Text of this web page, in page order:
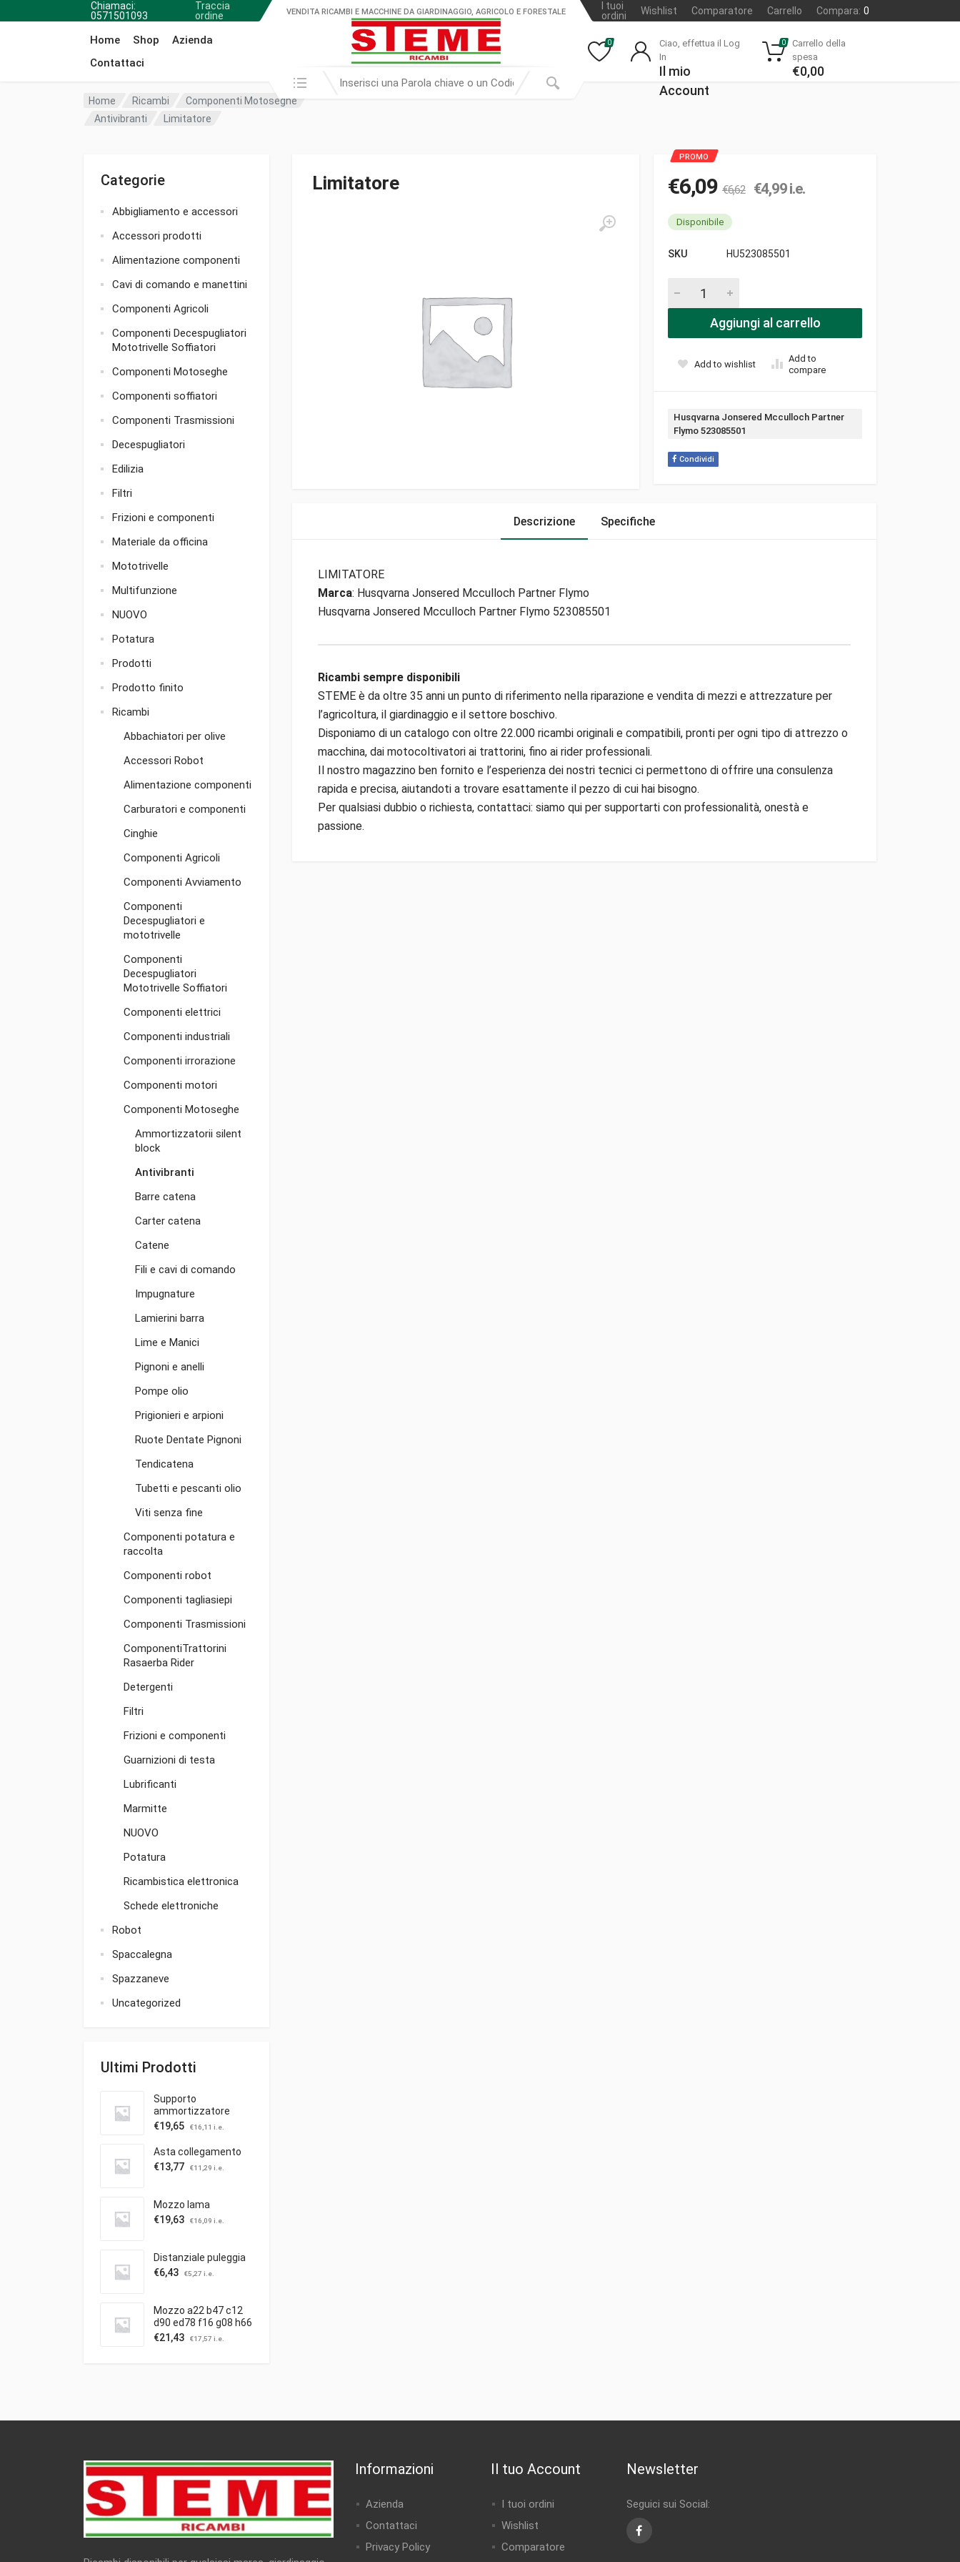
Chiamaci:
0571501093
Traccia
ordine
I tuoi
ordini
Wishlist Comparatore Carrello Compara: 0
Home Shop
Azienda
Contattaci
VENDITA RICAMBI E MACCHINE DA GIARDINAGGIO, AGRICOLO E FORESTALE
Cerca in:
0
Ciao, effettua il Log
In
Il mio
Account
0
Carrello della
spesa
€0,00
Home Ricambi
Componenti Motoseghe
Antivibranti
Limitatore
Categorie
Abbigliamento e accessori
Accessori prodotti
Alimentazione componenti
Cavi di comando e manettini
Componenti Agricoli
Componenti Decespugliatori
Mototrivelle Soffiatori
Componenti Motoseghe
Componenti soffiatori
Componenti Trasmissioni
Decespugliatori
Edilizia
Filtri
Frizioni e componenti
Materiale da officina
Mototrivelle
Multifunzione
NUOVO
Potatura
Prodotti
Prodotto finito
Ricambi
Abbachiatori per olive
Accessori Robot
Alimentazione componenti
Carburatori e componenti
Cinghie
Componenti Agricoli
Componenti Avviamento
Componenti
Decespugliatori e
mototrivelle
Componenti
Decespugliatori
Mototrivelle Soffiatori
Componenti elettrici
Componenti industriali
Componenti irrorazione
Componenti motori
Componenti Motoseghe
Ammortizzatorii silent
block
Antivibranti
Barre catena
Carter catena
Catene
Fili e cavi di comando
Impugnature
Lamierini barra
Lime e Manici
Pignoni e anelli
Pompe olio
Prigionieri e arpioni
Ruote Dentate Pignoni
Tendicatena
Tubetti e pescanti olio
Viti senza fine
Componenti potatura e
raccolta
Componenti robot
Componenti tagliasiepi
Componenti Trasmissioni
ComponentiTrattorini
Rasaerba Rider
Detergenti
Filtri
Frizioni e componenti
Guarnizioni di testa
Lubrificanti
Marmitte
NUOVO
Potatura
Ricambistica elettronica
Schede elettroniche
Robot
Spaccalegna
Spazzaneve
Uncategorized
Ultimi Prodotti
Supporto
ammortizzatore
€19,65 €16,11 i.e.
Asta collegamento
€13,77 €11,29 i.e.
Mozzo lama
€19,63 €16,09 i.e.
Distanziale puleggia
€6,43 €5,27 i.e.
Mozzo a22 b47 c12
d90 ed78 f16 g08 h66
c/puleggia ibea
€21,43 €17,57 i.e.
Limitatore €6,09 €6,62 €4,99i.e.
Disponibile
SKU HU523085501
Aggiungi al carrello
Add to wishlist
Add to
compare
Tag:
Husqvarna Jonsered Mcculloch Partner
Flymo 523085501
Condividi
Descrizione Specifiche
LIMITATORE
Marca: Husqvarna Jonsered Mcculloch Partner Flymo
Husqvarna Jonsered Mcculloch Partner Flymo 523085501
Ricambi sempre disponibili
STEME è da oltre 35 anni un punto di riferimento nella riparazione e vendita di mezzi e attrezzature per
l’agricoltura, il giardinaggio e il settore boschivo.
Disponiamo di un catalogo con oltre 22.000 ricambi originali e compatibili, pronti per ogni tipo di attrezzo o
macchina, dai motocoltivatori ai trattorini, fino ai rider professionali.
Il nostro magazzino ben fornito e l’esperienza dei nostri tecnici ci permettono di offrire una consulenza
rapida e precisa, aiutandoti a trovare esattamente il pezzo di cui hai bisogno.
Per qualsiasi dubbio o richiesta, contattaci: siamo qui per supportarti con professionalità, onestà e
passione.
Informazioni
Azienda
Contattaci
Privacy Policy
Il tuo Account
I tuoi ordini
Wishlist
Comparatore
Newsletter
Seguici sui Social:
Facebook